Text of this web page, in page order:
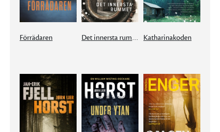
Förrädaren Det innersta rummet Katharinakoden